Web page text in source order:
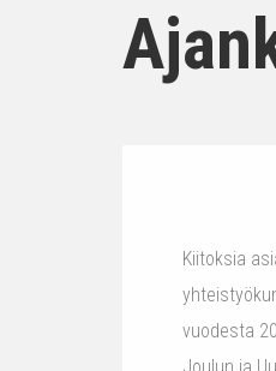
Kiitoksia
vuodesta